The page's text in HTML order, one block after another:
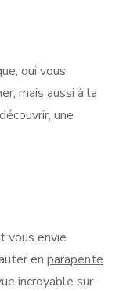
qui vous
mais aussi à la
une
vous envie
en parapente
incroyable sur